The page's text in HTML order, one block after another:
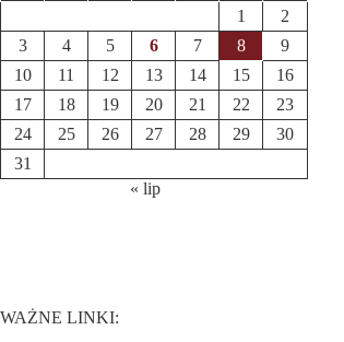
1
2
3
4 5 6 7 8
9
10
11 12 13 14 15
16
17
18 19 20 21 22
23
24
25 26 27 28 29
30
31
« lip
WAŻNE LINKI: